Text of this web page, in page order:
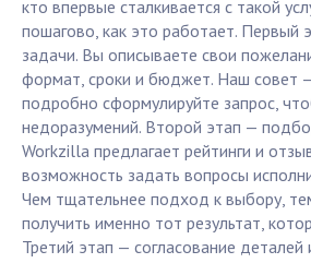
кто впервые сталкивается с такой
пошагово, как это работает. Первый
задачи. Вы описываете свои
формат, сроки и бюджет. Наш совет
подробно сформулируйте запрос,
недоразумений. Второй этап —
Workzilla предлагает рейтинги и
возможность задать вопросы
Чем тщательнее подход к выбору,
получить именно тот результат,
Третий этап — согласование деталей